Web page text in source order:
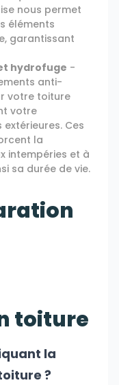
nous permet
éléments
garantissant
hydrofuge -
anti-
votre toiture
votre
Ces
la
intempéries et à
sa durée de vie.
toiture
la
?